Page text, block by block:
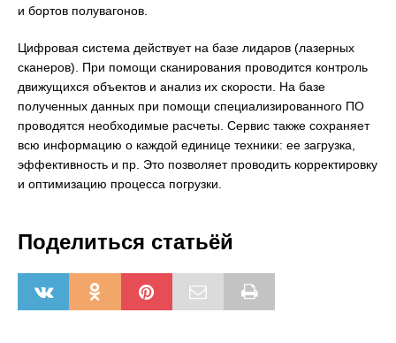
и бортов полувагонов.
Цифровая система действует на базе лидаров (лазерных
сканеров). При помощи сканирования проводится контроль
движущихся объектов и анализ их скорости. На базе
полученных данных при помощи специализированного ПО
проводятся необходимые расчеты. Сервис также сохраняет
всю информацию о каждой единице техники: ее загрузка,
эффективность и пр. Это позволяет проводить корректировку
и оптимизацию процесса погрузки.
Поделиться статьёй